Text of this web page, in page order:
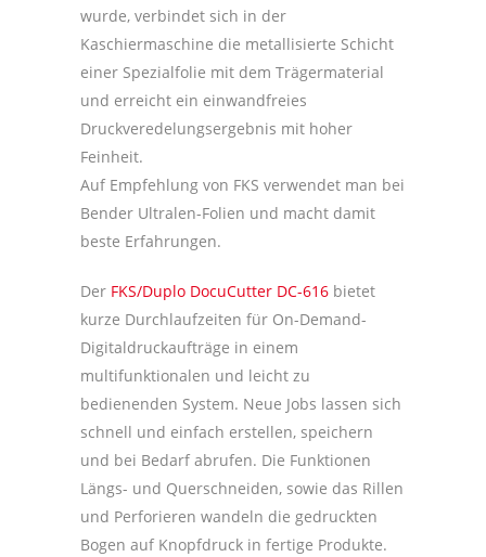
wurde, verbindet sich in der
Kaschiermaschine die metallisierte Schicht
einer Spezialfolie mit dem Trägermaterial
und erreicht ein einwandfreies
Druckveredelungsergebnis mit hoher
Feinheit.
Auf Empfehlung von FKS verwendet man bei
Bender Ultralen-Folien und macht damit
beste Erfahrungen.
Der FKS/Duplo DocuCutter DC-616 bietet
kurze Durchlaufzeiten für On-Demand-
Digitaldruckaufträge in einem
multifunktionalen und leicht zu
bedienenden System. Neue Jobs lassen sich
schnell und einfach erstellen, speichern
und bei Bedarf abrufen. Die Funktionen
Längs- und Querschneiden, sowie das Rillen
und Perforieren wandeln die gedruckten
Bogen auf Knopfdruck in fertige Produkte.